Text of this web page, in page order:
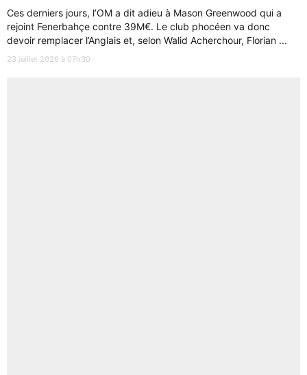
Ces derniers jours, l’OM a dit adieu à Mason Greenwood qui a
rejoint Fenerbahçe contre 39M€. Le club phocéen va donc
devoir remplacer l’Anglais et, selon Walid Acherchour, Florian ...
23 juillet 2026 à 07h30